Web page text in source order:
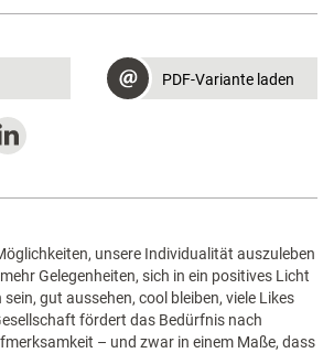
PDF-Variante laden
unsere Individualität auszuleben
Gelegenheiten, sich in ein positives Licht
gut aussehen, cool bleiben, viele Likes
fördert das Bedürfnis nach
– und zwar in einem Maße, dass